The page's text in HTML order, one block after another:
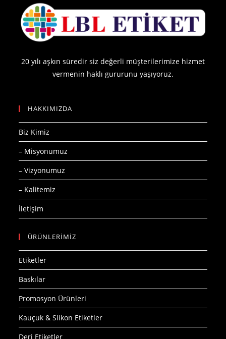
20 yılı aşkın süredir siz değerli müşterilerimize hizmet
vermenin haklı gururunu yaşıyoruz.
HAKKIMIZDA
Biz Kimiz
– Misyonumuz
– Vizyonumuz
– Kalitemiz
İletişim
ÜRÜNLERİMİZ
Etiketler
Baskılar
Promosyon Ürünleri
Kauçuk & Slikon Etiketler
Deri Etiketler